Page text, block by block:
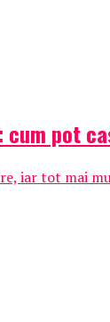
pot
iar tot mai